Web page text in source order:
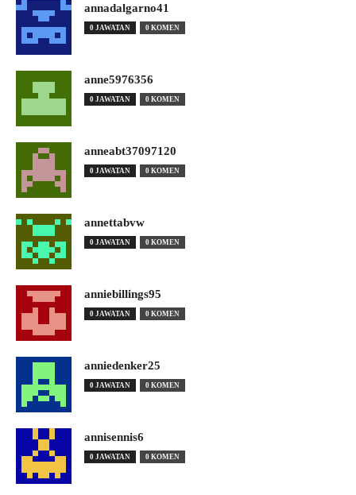
annadalgarno41
0 JAWATAN 0 KOMEN
anne5976356
0 JAWATAN 0 KOMEN
anneabt37097120
0 JAWATAN 0 KOMEN
annettabvw
0 JAWATAN 0 KOMEN
anniebillings95
0 JAWATAN 0 KOMEN
anniedenker25
0 JAWATAN 0 KOMEN
annisennis6
0 JAWATAN 0 KOMEN